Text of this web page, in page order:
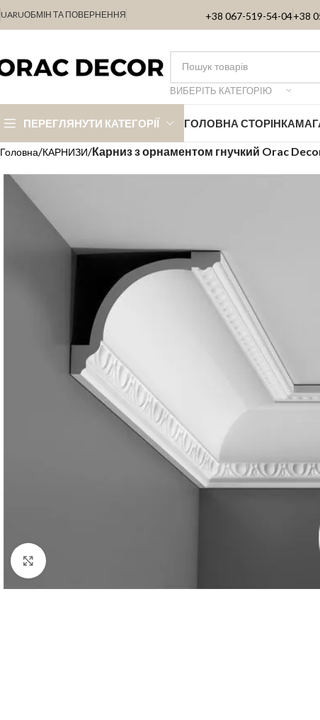
UARUОБМІН ТА ПОВЕРНЕННЯ +38 067-519-54-04+38
ВИБЕРІТЬ КАТЕГОРІЮ
ПЕРЕГЛЯНУТИ КАТЕГОРІЇ ГОЛОВНА СТОРІНКА
Головна КАРНИЗИ Карниз з орнаментом гнучкий Orac